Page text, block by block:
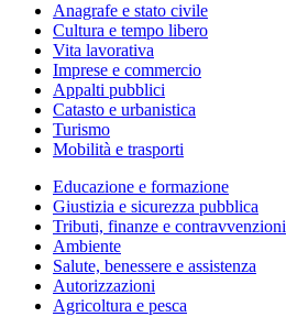
Anagrafe e stato civile
Cultura e tempo libero
Vita lavorativa
Imprese e commercio
Appalti pubblici
Catasto e urbanistica
Turismo
Mobilità e trasporti
Educazione e formazione
Giustizia e sicurezza pubblica
Tributi, finanze e contravvenzioni
Ambiente
Salute, benessere e assistenza
Autorizzazioni
Agricoltura e pesca